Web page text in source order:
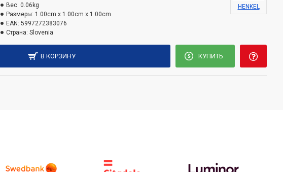
Вес: 0.06kg
Размеры: 1.00cm x 1.00cm x 1.00cm
EAN: 5997272383076
Страна: Slovenia
HENKEL
В КОРЗИНУ КУПИТЬ